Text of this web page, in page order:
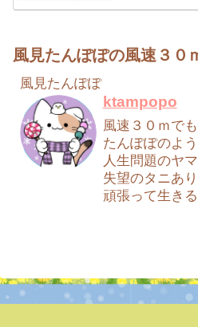
風見たんぽぽの風速３０
風見たんぽぽ
ktampopo
風速３０ｍで
たんぽぽのよ
人生問題のヤ
失望のタニあ
頑張って生き